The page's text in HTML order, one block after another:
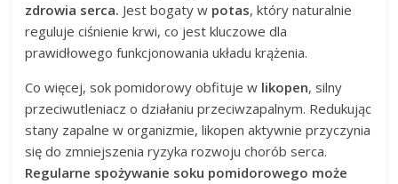
zdrowia serca. Jest bogaty w potas, który naturalnie
reguluje ciśnienie krwi, co jest kluczowe dla
prawidłowego funkcjonowania układu krążenia.
Co więcej, sok pomidorowy obfituje w likopen, silny
przeciwutleniacz o działaniu przeciwzapalnym. Redukując
stany zapalne w organizmie, likopen aktywnie przyczynia
się do zmniejszenia ryzyka rozwoju chorób serca.
Regularne spożywanie soku pomidorowego może